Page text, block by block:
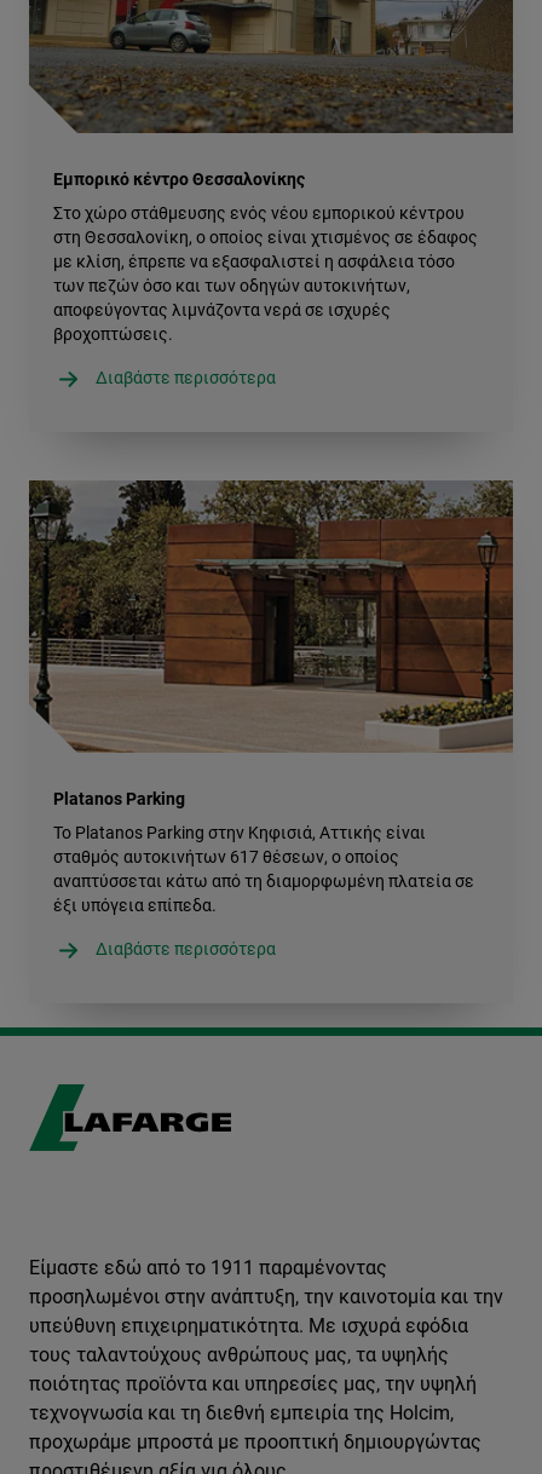
Εμπορικό κέντρο Θεσσαλονίκης
Στο χώρο στάθμευσης ενός νέου εμπορικού κέντρου
στη Θεσσαλονίκη, ο οποίος είναι χτισμένος σε έδαφος
με κλίση, έπρεπε να εξασφαλιστεί η ασφάλεια τόσο
των πεζών όσο και των οδηγών αυτοκινήτων,
αποφεύγοντας λιμνάζοντα νερά σε ισχυρές
βροχοπτώσεις.
Διαβάστε περισσότερα
Platanos Parking
Το Platanos Parking στην Κηφισιά, Αττικής είναι
σταθμός αυτοκινήτων 617 θέσεων, ο οποίος
αναπτύσσεται κάτω από τη διαμορφωμένη πλατεία σε
έξι υπόγεια επίπεδα.
Διαβάστε περισσότερα
Είμαστε εδώ από το 1911 παραμένοντας
προσηλωμένοι στην ανάπτυξη, την καινοτομία και την
υπεύθυνη επιχειρηματικότητα. Με ισχυρά εφόδια
τους ταλαντούχους ανθρώπους μας, τα υψηλής
ποιότητας προϊόντα και υπηρεσίες μας, την υψηλή
τεχνογνωσία και τη διεθνή εμπειρία της Holcim,
προχωράμε μπροστά με προοπτική δημιουργώντας